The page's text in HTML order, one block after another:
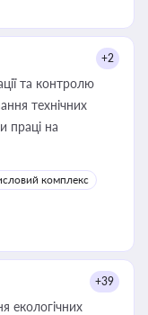
+2
та контролю
технічних
праці на
комплекс
+39
екологічних